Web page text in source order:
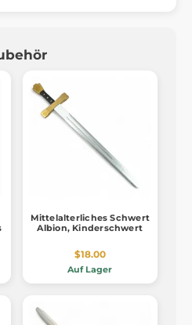
Mittelalterliches Schwert
Albion, Kinderschwert
$18.00
Auf Lager